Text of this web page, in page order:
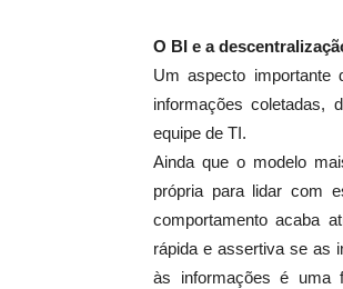
O BI e a
Um aspecto importante
informações coletadas,
equipe de TI.
Ainda que o modelo
própria para lidar com
comportamento acaba
rápida e assertiva se as
às informações é uma